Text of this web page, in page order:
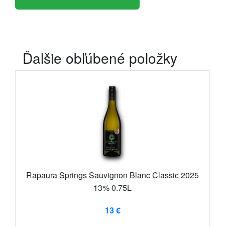
Ďalšie obľúbené položky
Rapaura Springs Sauvignon Blanc Classic 2025
13% 0.75L
13 €